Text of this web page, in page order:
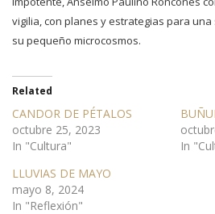
vigilia, con planes y estrategias para
su pequeño microcosmos.
Related
CANDOR DE PÉTALOS
octubre 25, 2023
In "Cultura"
In
LLUVIAS DE MAYO
mayo 8, 2024
In "Reflexión"